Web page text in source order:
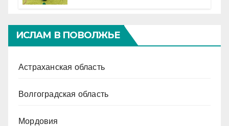
ИСЛАМ В ПОВОЛЖЬЕ
Астраханская область
Волгоградская область
Мордовия